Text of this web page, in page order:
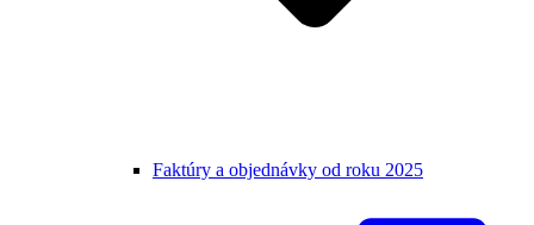
Faktúry a objednávky od roku 2025